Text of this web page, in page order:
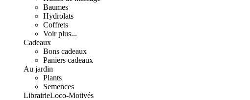
Baumes
Hydrolats
Coffrets
Voir plus...
Cadeaux
Bons cadeaux
Paniers cadeaux
Au jardin
Plants
Semences
LibrairieLoco-Motivés